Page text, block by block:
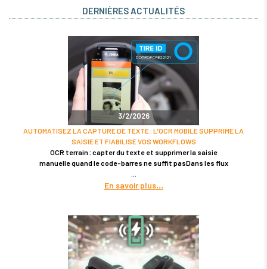
DERNIÈRES ACTUALITÉS
3/2/2026
AUTOMATISEZ LA CAPTURE DE TEXTE : L'OCR MOBILE SUPPRIME LA
SAISIE ET FIABILISE VOS WORKFLOWS
OCR terrain : capter du texte et supprimer la saisie
manuelle quand le code-barres ne suffit pasDans les flux
En savoir plus